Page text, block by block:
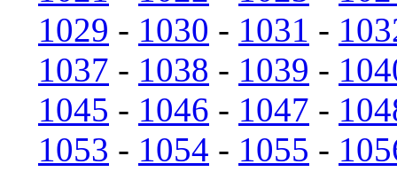
1029 - 1030 - 1031 -
1037 - 1038 - 1039 -
1045 - 1046 - 1047 -
1053 - 1054 - 1055 -